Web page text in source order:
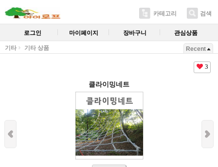
카테고리 검색
로그인 마이페이지 장바구니 관심상품
기타 기타 상품 Recent
3
클라이밍네트